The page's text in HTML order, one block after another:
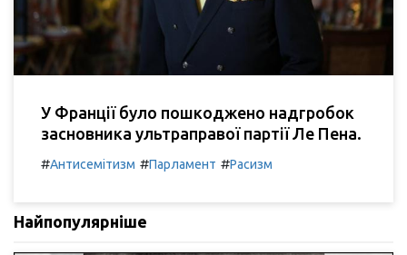
У Франції було пошкоджено надгробок
засновника ультраправої партії Ле Пена.
#Антисемітизм #Парламент #Расизм
Найпопулярніше